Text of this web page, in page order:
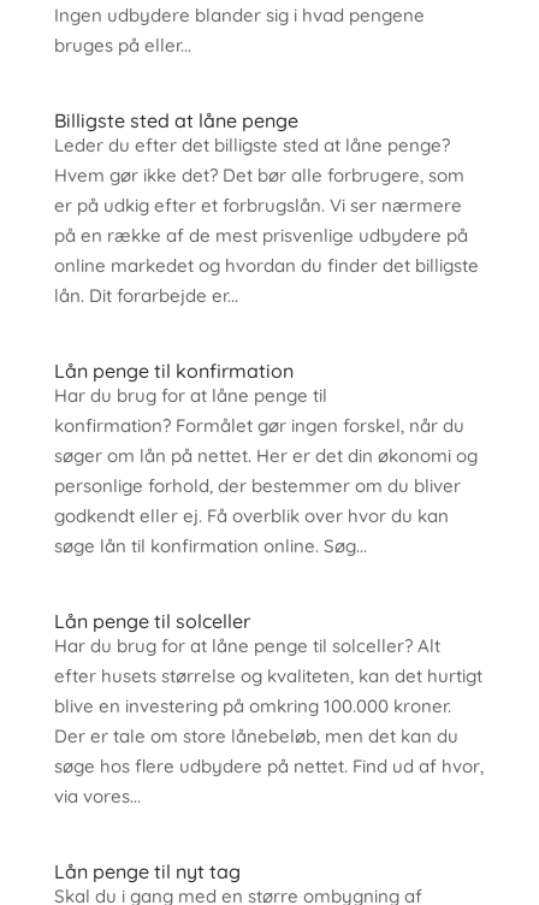
Ingen udbydere blander sig i hvad pengene
bruges på eller...
Billigste sted at låne penge
Leder du efter det billigste sted at låne penge?
Hvem gør ikke det? Det bør alle forbrugere, som
er på udkig efter et forbrugslån. Vi ser nærmere
på en række af de mest prisvenlige udbydere på
online markedet og hvordan du finder det billigste
lån. Dit forarbejde er...
Lån penge til konfirmation
Har du brug for at låne penge til
konfirmation? Formålet gør ingen forskel, når du
søger om lån på nettet. Her er det din økonomi og
personlige forhold, der bestemmer om du bliver
godkendt eller ej. Få overblik over hvor du kan
søge lån til konfirmation online. Søg...
Lån penge til solceller
Har du brug for at låne penge til solceller? Alt
efter husets størrelse og kvaliteten, kan det hurtigt
blive en investering på omkring 100.000 kroner.
Der er tale om store lånebeløb, men det kan du
søge hos flere udbydere på nettet. Find ud af hvor,
via vores...
Lån penge til nyt tag
Skal du i gang med en større ombygning af